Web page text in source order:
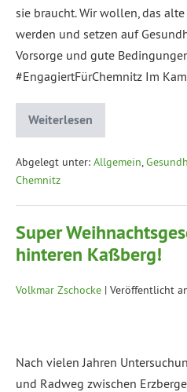
sie braucht. Wir wollen, das
werden und setzen auf
Vorsorge und gute
#EngagiertFürChemnitz Im
Weiterlesen
Abgelegt unter: Allgemein,
Chemnitz
Super
hinteren Kaßberg!
Volkmar Zschocke | Veröffentlicht
Nach vielen Jahren
und Radweg zwischen